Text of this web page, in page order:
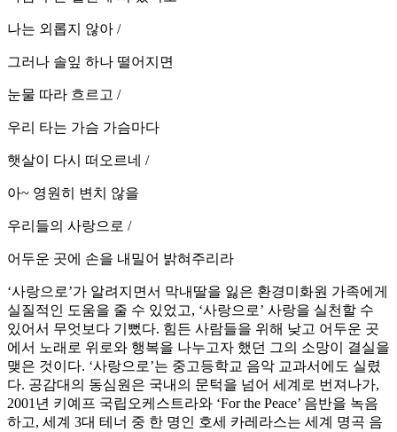
나는 외롭지 않아 /
그러나 솔잎 하나 떨어지면
눈물 따라 흐르고 /
우리 타는 가슴 가슴마다
햇살이 다시 떠오르네 /
아~ 영원히 변치 않을
우리들의 사랑으로 /
어두운 곳에 손을 내밀어 밝혀주리라
‘사랑으로’가 알려지면서 막내딸을 잃은 환경미화원 가족에게
실질적인 도움을 줄 수 있었고, ‘사랑으로’ 사랑을 실천할 수
있어서 무엇보다 기뻤다. 힘든 사람들을 위해 낮고 어두운 곳
에서 노래로 위로와 행복을 나누고자 했던 그의 소망이 결실을
맺은 것이다. ‘사랑으로’는 중고등학교 음악 교과서에도 실렸
다. 공감대의 동심원은 국내의 문턱을 넘어 세계로 번져나가,
2001년 키예프 국립오케스트라와 ‘For the Peace’ 음반을 녹음
하고, 세계 3대 테너 중 한 명인 호세 카레라스는 세계 명곡 음